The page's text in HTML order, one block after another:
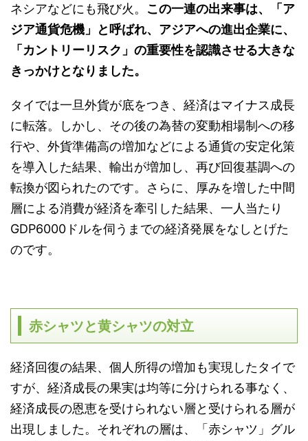
ネシアなどにも飛び火。 この一連の出来事は、「ア
ジア通貨危機」と呼ばれ、アジアへの進出企業に、
「カントリーリスク」の重要性を認識させる大きな
きっかけとなりました。
タイでは一旦外貨が底をつき、経済はマイナス成長
に転落。しかし、その後の為替の変動相場制への移
行や、外貨準備高の増加などによる通貨の安定化策
を導入した結果、輸出が増加し、再び回復基調への
転換が図られたのです。さらに、厚みを増した中間
層による消費が経済を牽引した結果、一人当たり
GDP6000ドルを伺うまでの経済発展をなしとげた
のです。
赤シャツと黄シャツの対立
経済回復の結果、個人所得の増加も実現したタイで
すが、経済成長の果実は均等に分けられる事なく、
経済成長の恩恵を受けられない層と受けられる層が
出現しました。それぞれの層は、「赤シャツ」グル